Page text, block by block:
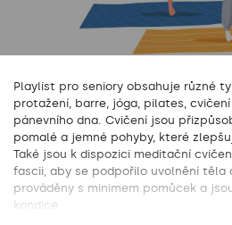
Playlist pro seniory obsahuje různé
protažení, barre, jóga, pilates,
pánevního dna. Cvičení jsou
pomalé a jemné pohyby, které
Také jsou k dispozici meditační
fascii, aby se podpořilo uvolnění těla
prováděny s minimem pomůcek a
kondice.